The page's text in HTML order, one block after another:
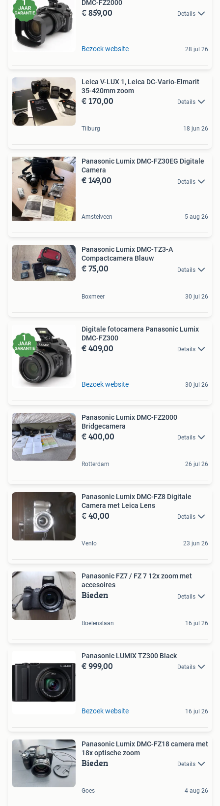
DMC-FZ2000
€ 859,00 Details
Bezoek website 28 jul 26
Leica V-LUX 1, Leica DC-Vario-Elmarit
35-420mm zoom
€ 170,00 Details
Tilburg 18 jun 26
Panasonic Lumix DMC-FZ30EG Digitale
Camera
€ 149,00 Details
Amstelveen 5 aug 26
Panasonic Lumix DMC-TZ3-A
Compactcamera Blauw
€ 75,00 Details
Boxmeer 30 jul 26
Digitale fotocamera Panasonic Lumix
DMC-FZ300
€ 409,00 Details
Bezoek website 30 jul 26
Panasonic Lumix DMC-FZ2000
Bridgecamera
€ 400,00 Details
Rotterdam 26 jul 26
Panasonic Lumix DMC-FZ8 Digitale
Camera met Leica Lens
€ 40,00 Details
Venlo 23 jun 26
Panasonic FZ7 / FZ 7 12x zoom met
accesoires
Bieden Details
Boelenslaan 16 jul 26
Panasonic LUMIX TZ300 Black
€ 999,00 Details
Bezoek website 16 jul 26
Panasonic Lumix DMC-FZ18 camera met
18x optische zoom
Bieden Details
Goes 4 aug 26